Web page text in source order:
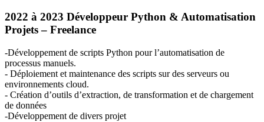
2022 à 2023 Développeur Python & Automatisation
Projets – Freelance
-Développement de scripts Python pour l’automatisation de
processus manuels.
- Déploiement et maintenance des scripts sur des serveurs ou
environnements cloud.
- Création d’outils d’extraction, de transformation et de chargement
de données
-Développement de divers projet